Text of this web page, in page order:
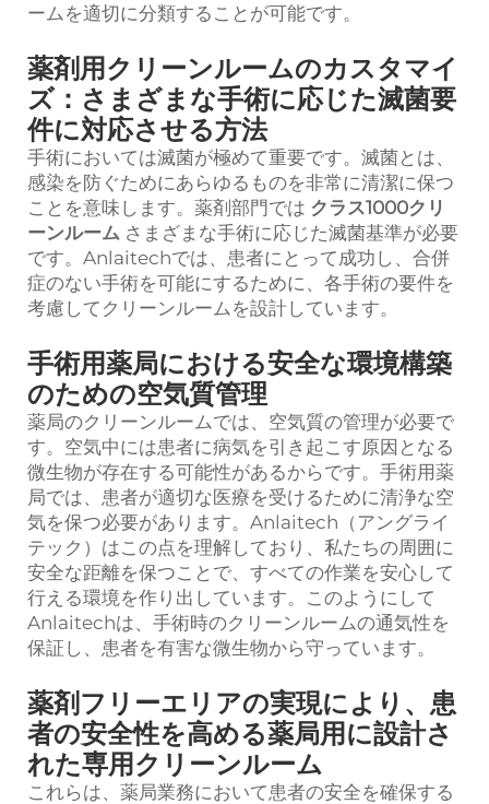
ームを適切に分類することが可能です。
薬剤用クリーンルームのカスタマイ
ズ：さまざまな手術に応じた滅菌要
件に対応させる方法
手術においては滅菌が極めて重要です。滅菌とは、
感染を防ぐためにあらゆるものを非常に清潔に保つ
ことを意味します。薬剤部門では クラス1000クリ
ーンルーム さまざまな手術に応じた滅菌基準が必要
です。Anlaitechでは、患者にとって成功し、合併
症のない手術を可能にするために、各手術の要件を
考慮してクリーンルームを設計しています。
手術用薬局における安全な環境構築
のための空気質管理
薬局のクリーンルームでは、空気質の管理が必要で
す。空気中には患者に病気を引き起こす原因となる
微生物が存在する可能性があるからです。手術用薬
局では、患者が適切な医療を受けるために清浄な空
気を保つ必要があります。Anlaitech（アングライ
テック）はこの点を理解しており、私たちの周囲に
安全な距離を保つことで、すべての作業を安心して
行える環境を作り出しています。このようにして
Anlaitechは、手術時のクリーンルームの通気性を
保証し、患者を有害な微生物から守っています。
薬剤フリーエリアの実現により、患
者の安全性を高める薬局用に設計さ
れた専用クリーンルーム
これらは、薬局業務において患者の安全を確保する